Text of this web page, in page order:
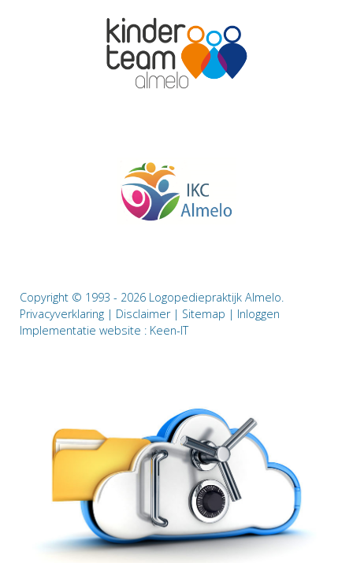
Copyright © 1993 - 2026 Logopediepraktijk Almelo.
Privacyverklaring | Disclaimer| Sitemap | Inloggen
Implementatie website : Keen-IT